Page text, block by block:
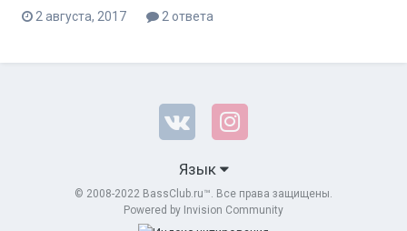
2 августа, 2017 2 ответа
Язык
© 2008-2022 BassClub.ru™. Все права защищены.
Powered by Invision Community